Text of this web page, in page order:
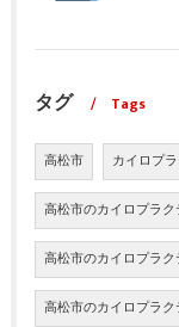
タグ Tags
高松市 カイロプ
高松市のカイロプラ
高松市のカイロプラ
高松市のカイロプラ